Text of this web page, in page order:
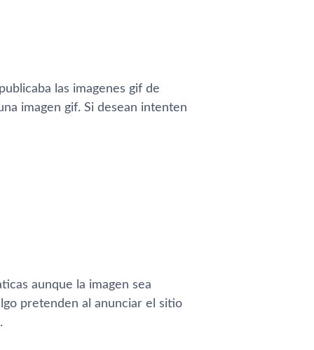
las imagenes gif de
imagen gif. Si desean intenten
aunque la imagen sea
pretenden al anunciar el sitio